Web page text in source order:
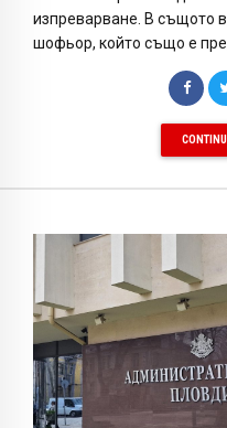
изпреварване. В същото
шофьор, който също е